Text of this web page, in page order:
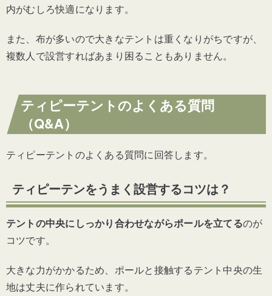
内がむしろ快適になります。
また、布が多いので大きなテントは重くなりがちですが、
複数人で設営すればあまり困ることもありません。
ティピーテントのよくある質問
（Q&A）
ティピーテントのよくある質問に回答します。
ティピーテンをうまく設営するコツは？
テントの中央にしっかり合わせながらポールを立てるのが
コツです。
大きな力がかかるため、ポールと接触するテント中央の生
地は丈夫に作られています。